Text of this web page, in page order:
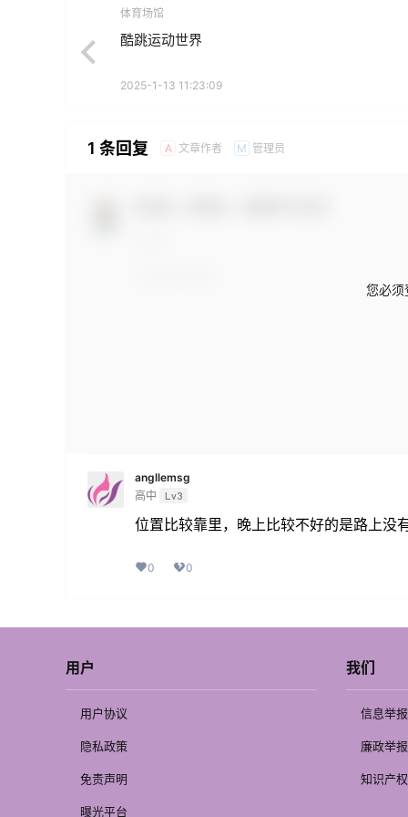
体育场馆
酷跳运动世界
2025-1-13 11:23:09
1 条回复 A 文章作者 M 管理员
您必须
angllemsg
高中
Lv3
位置比较靠里，晚上比较不好的是路上没
0 0
用户
用户协议
隐私政策
免责声明
曝光平台
我们
信息举报
廉政举报
知识产